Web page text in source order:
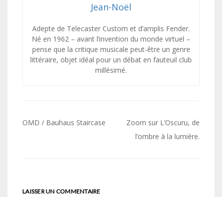
Jean-Noël
Adepte de Telecaster Custom et d’amplis Fender.
Né en 1962 – avant l’invention du monde virtuel –
pense que la critique musicale peut-être un genre
littéraire, objet idéal pour un débat en fauteuil club
millésimé.
Navigation
OMD / Bauhaus Staircase
Zoom sur L’Oscuru, de
l’ombre à la lumière.
LAISSER UN COMMENTAIRE